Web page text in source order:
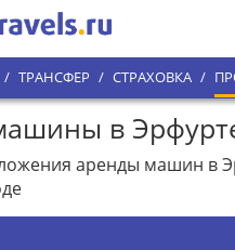
/ ТРАНСФЕР / СТРАХОВКА /
в
аренды машин в